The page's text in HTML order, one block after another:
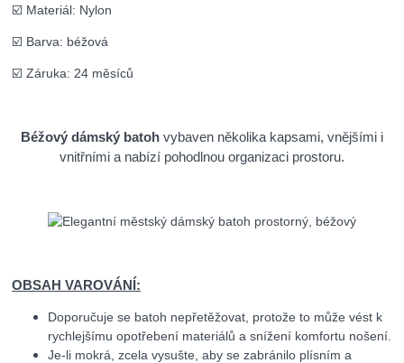
☑️ Materiál: Nylon
☑️ Barva: béžová
☑️ Záruka: 24 měsíců
Béžový dámský batohvybaven několika kapsami, vnějšími i
vnitřními a nabízí pohodlnou organizaci prostoru.
OBSAH VAROVÁNÍ:
Doporučuje se batoh nepřetěžovat, protože to může vést k
rychlejšímu opotřebení materiálů a snížení komfortu nošení.
Je-li mokrá, zcela vysušte, aby se zabránilo plísním a